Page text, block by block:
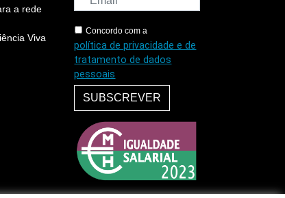
a rede
Viva
Concordo com a
política de privacidade e de
tratamento de dados
pessoais
SUBSCREVER